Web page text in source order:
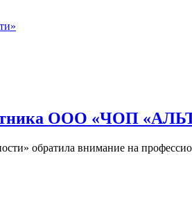
ООО «ЧОП
обратила внимание на